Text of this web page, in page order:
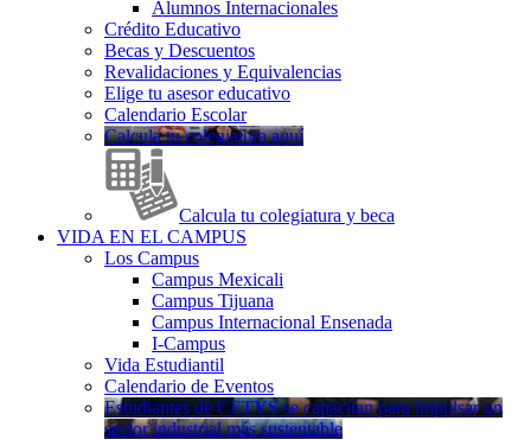
Alumnos Internacionales
Crédito Educativo
Becas y Descuentos
Revalidaciones y Equivalencias
Elige tu asesor educativo
Calendario Escolar
Calcula tu colegiatura aquí
Calcula tu colegiatura y beca
VIDA EN EL CAMPUS
Los Campus
Campus Mexicali
Campus Tijuana
Campus Internacional Ensenada
I-Campus
Vida Estudiantil
Calendario de Eventos
Estudiantes de CETYS se capacitan para impulsar un
sector industrial más sustentable